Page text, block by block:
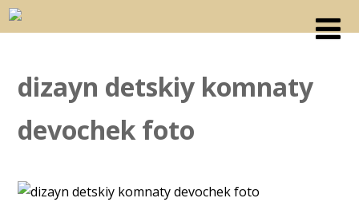
dizayn detskiy komnaty
devochek foto